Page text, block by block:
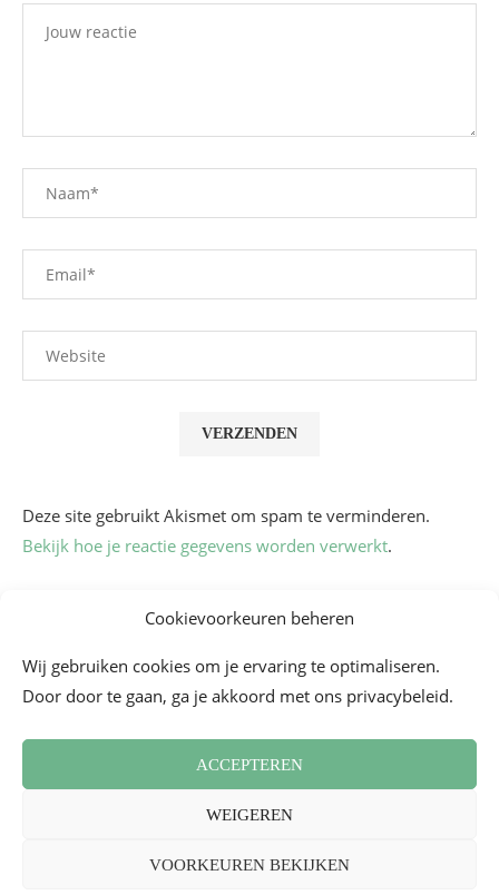
Cookievoorkeuren beheren
Wij gebruiken cookies om je ervaring te optimaliseren.
Door door te gaan, ga je akkoord met ons privacybeleid.
ACCEPTEREN
WEIGEREN
VOORKEUREN BEKIJKEN
Deze site gebruikt Akismet om spam te verminderen.
Bekijk hoe je reactie gegevens worden verwerkt.
Nieuwsbrief Persoverzicht
2026 - Mademoiselle Bon Plan